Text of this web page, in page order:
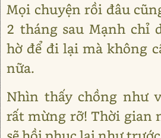
Mọi chuyện rồi đâu
2 tháng sau Mạnh chỉ
hờ để đi lại mà không
nữa.
Nhìn thấy chồng như
rất mừng rỡ! Thời gian